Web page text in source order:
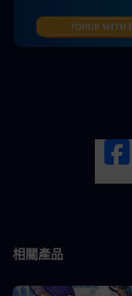
相關產品